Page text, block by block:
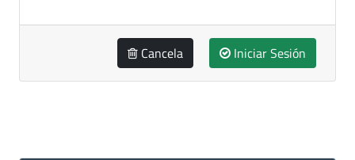
Cancela Iniciar Sesión